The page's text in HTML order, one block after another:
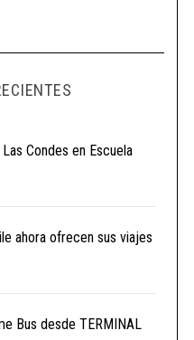
Condes en Escuela
ahora ofrecen sus viajes
Bus desde TERMINAL